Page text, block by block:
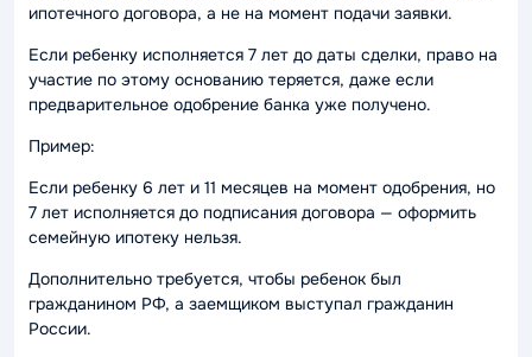
ипотечного договора, а не на момент подачи заявки.
Если ребенку исполняется 7 лет до даты сделки, право на
участие по этому основанию теряется, даже если
предварительное одобрение банка уже получено.
Пример:
Если ребенку 6 лет и 11 месяцев на момент одобрения, но
7 лет исполняется до подписания договора — оформить
семейную ипотеку нельзя.
Дополнительно требуется, чтобы ребенок был
гражданином РФ, а заемщиком выступал гражданин
России.